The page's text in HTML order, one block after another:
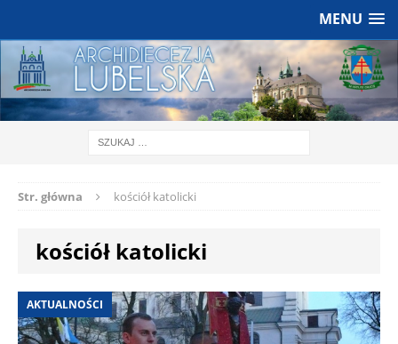
MENU
Str. główna kościół katolicki
kościół katolicki
AKTUALNOŚCI